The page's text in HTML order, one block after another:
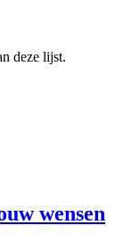
deze lijst.
wensen